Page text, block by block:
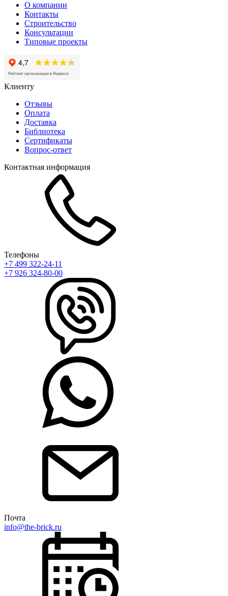
О компании
Контакты
Строительство
Консультации
Типовые проекты
Клиенту
Отзывы
Оплата
Доставка
Библиотека
Сертификаты
Вопрос-ответ
Контактная информация
Телефоны
+7 499 322-24-11
+7 926 324-80-00
Почта
info@the-brick.ru